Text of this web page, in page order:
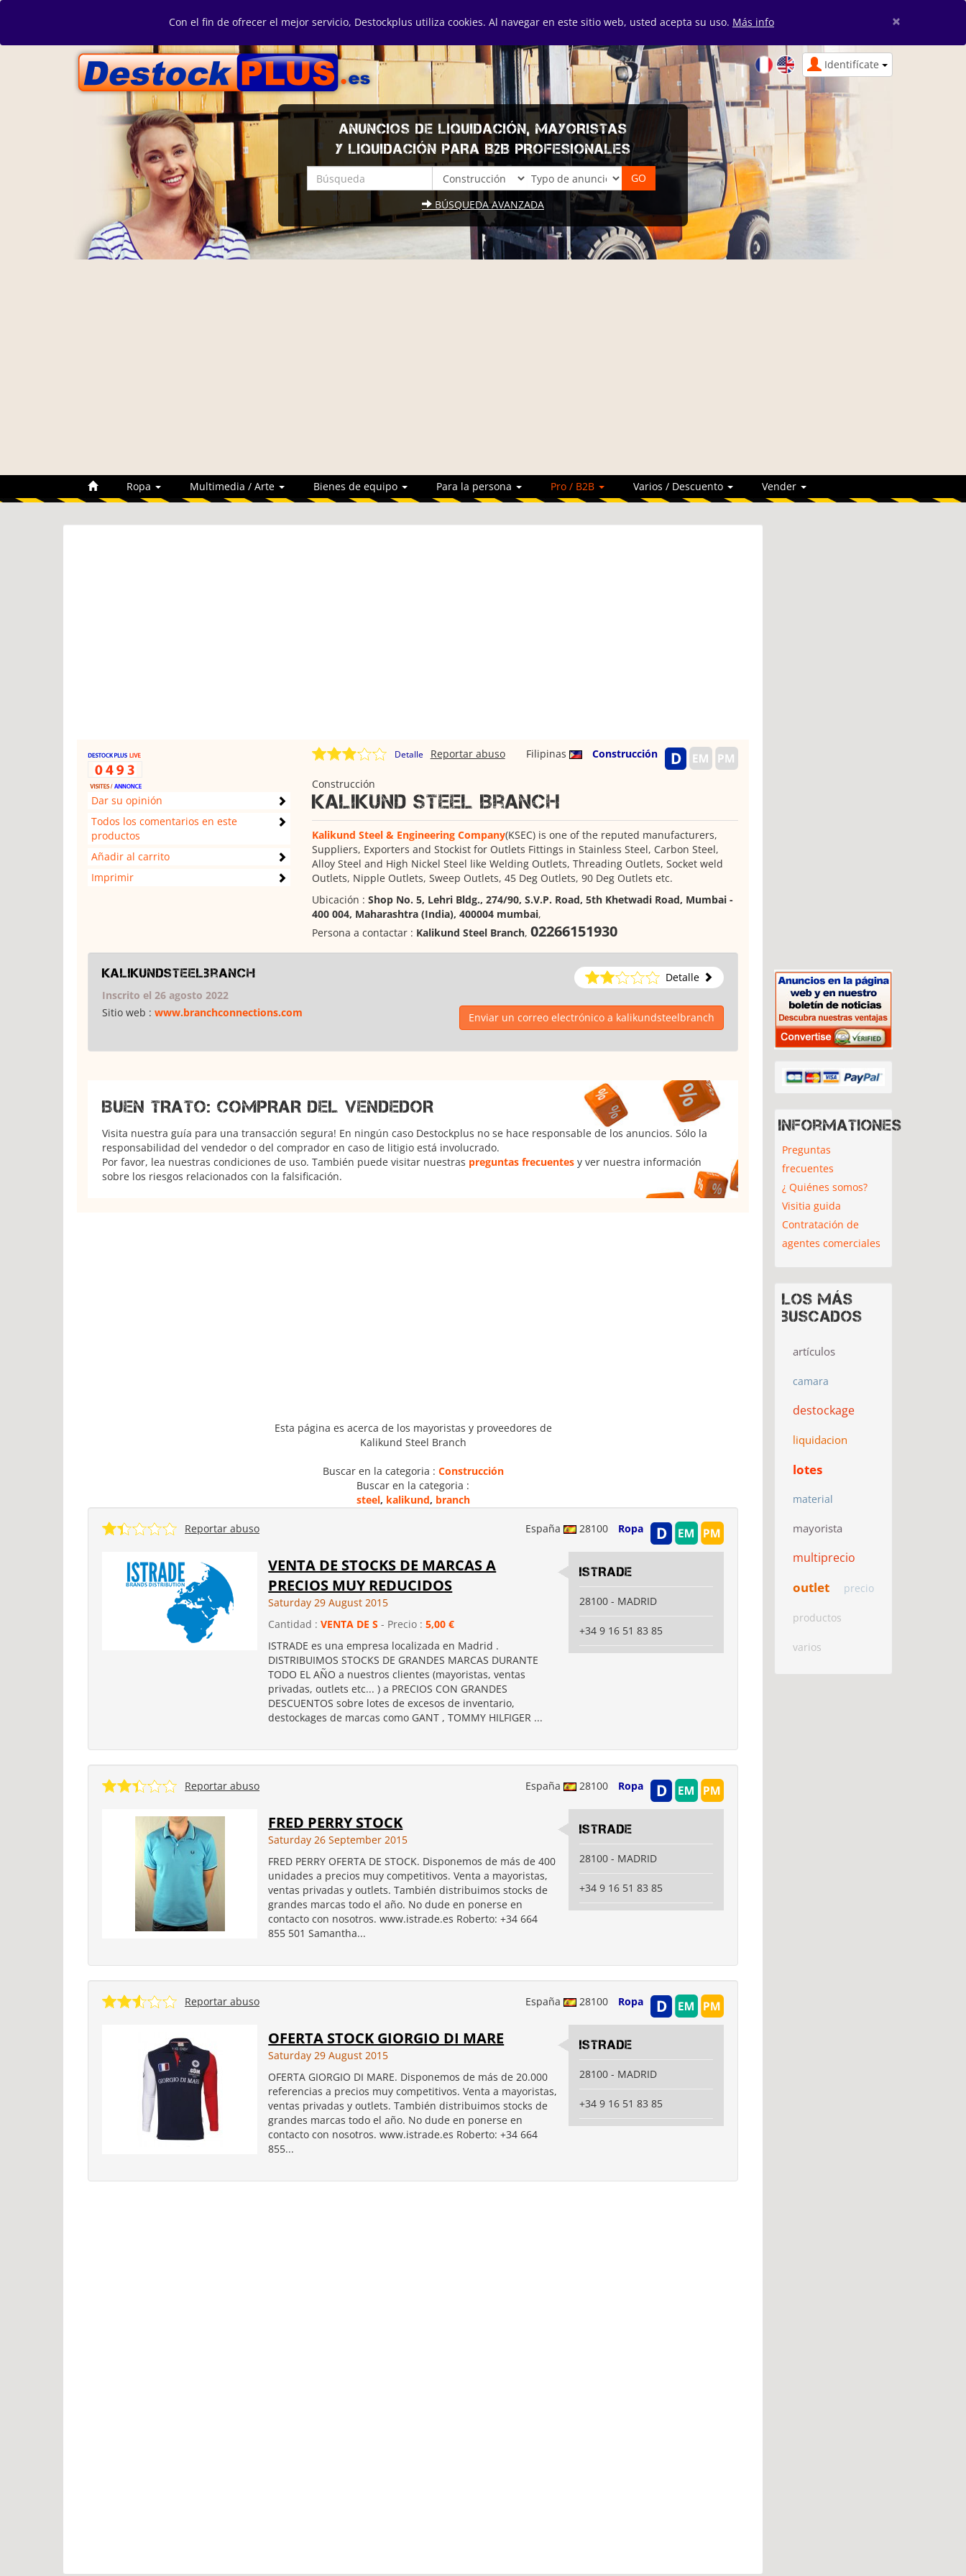
Con el fin de ofrecer el mejor servicio, Destockplus utiliza cookies. Al navegar en este sitio web, usted acepta su uso. Más info ×
Identifícate
ANUNCIOS DE LIQUIDACIÓN, MAYORISTAS
Y LIQUIDACIÓN PARA B2B PROFESIONALES
BÚSQUEDA AVANZADA
Ropa Multimedia / Arte Bienes de equipo Para la persona Pro / B2B Varios / Descuento Vender
Dar su opinión
Todos los comentarios en este
productos
Añadir al carrito
Imprimir
Detalle Filipinas Construcción
Reportar abuso
Construcción
Kalikund Steel Branch
Kalikund Steel & Engineering Company(KSEC) is one of the reputed manufacturers,
Suppliers, Exporters and Stockist for Outlets Fittings in Stainless Steel, Carbon Steel,
Alloy Steel and High Nickel Steel like Welding Outlets, Threading Outlets, Socket weld
Outlets, Nipple Outlets, Sweep Outlets, 45 Deg Outlets, 90 Deg Outlets etc.
Ubicación : Shop No. 5, Lehri Bldg., 274/90, S.V.P. Road, 5th Khetwadi Road, Mumbai -
400 004, Maharashtra (India), 400004 mumbai,
Persona a contactar : Kalikund Steel Branch, 02266151930
kalikundsteelbranch
Detalle
Inscrito el 26 agosto 2022
Sitio web : www.branchconnections.com Enviar un correo electrónico a kalikundsteelbranch
BUEN TRATO: COMPRAR DEL VENDEDOR
Visita nuestra guía para una transacción segura! En ningún caso Destockplus no se hace responsable de los anuncios. Sólo la
responsabilidad del vendedor o del comprador en caso de litigio está involucrado.
Por favor, lea nuestras condiciones de uso. También puede visitar nuestras preguntas frecuentes y ver nuestra información
sobre los riesgos relacionados con la falsificación.
Esta página es acerca de los mayoristas y proveedores de
Kalikund Steel Branch
Buscar en la categoria : Construcción
Buscar en la categoria :
steel, kalikund, branch
España 28100 Ropa
Reportar abuso
VENTA DE STOCKS DE MARCAS A
PRECIOS MUY REDUCIDOS
Saturday 29 August 2015
Cantidad :VENTA DE S - Precio :5,00 €
ISTRADE es una empresa localizada en Madrid .
DISTRIBUIMOS STOCKS DE GRANDES MARCAS DURANTE
TODO EL AÑO a nuestros clientes (mayoristas, ventas
privadas, outlets etc... ) a PRECIOS CON GRANDES
DESCUENTOS sobre lotes de excesos de inventario,
destockages de marcas como GANT , TOMMY HILFIGER ...
ISTRADE
28100 - MADRID
+34 9 16 51 83 85
España 28100 Ropa
Reportar abuso
FRED PERRY STOCK
Saturday 26 September 2015
FRED PERRY OFERTA DE STOCK. Disponemos de más de 400
unidades a precios muy competitivos. Venta a mayoristas,
ventas privadas y outlets. También distribuimos stocks de
grandes marcas todo el año. No dude en ponerse en
contacto con nosotros. www.istrade.es Roberto: +34 664
855 501 Samantha...
ISTRADE
28100 - MADRID
+34 9 16 51 83 85
España 28100 Ropa
Reportar abuso
OFERTA STOCK GIORGIO DI MARE
Saturday 29 August 2015
OFERTA GIORGIO DI MARE. Disponemos de más de 20.000
referencias a precios muy competitivos. Venta a mayoristas,
ventas privadas y outlets. También distribuimos stocks de
grandes marcas todo el año. No dude en ponerse en
contacto con nosotros. www.istrade.es Roberto: +34 664
855...
ISTRADE
28100 - MADRID
+34 9 16 51 83 85
Informationes
Preguntas
frecuentes
¿ Quiénes somos?
Visitia guida
Contratación de
agentes comerciales
Los más
buscados
artículos
camara
destockage
liquidacion
lotes
material
mayorista
multiprecio
outlet precio
productos
varios